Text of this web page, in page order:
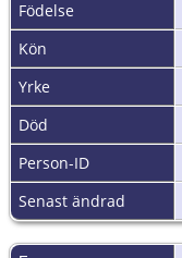
Födelse
Kön
Yrke
Död
Person-ID
Senast ändrad